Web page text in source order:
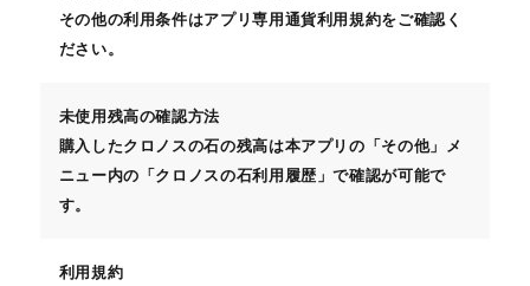
その他の利用条件はアプリ専用通貨利用規約をご確認く
ださい。
未使用残高の確認方法
購入したクロノスの石の残高は本アプリの「その他」メ
ニュー内の「クロノスの石利用履歴」で確認が可能で
す。
利用規約